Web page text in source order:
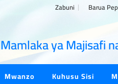
Zabuni Barua
Mamlaka ya Majisafi
Mwanzo Kuhusu Sisi